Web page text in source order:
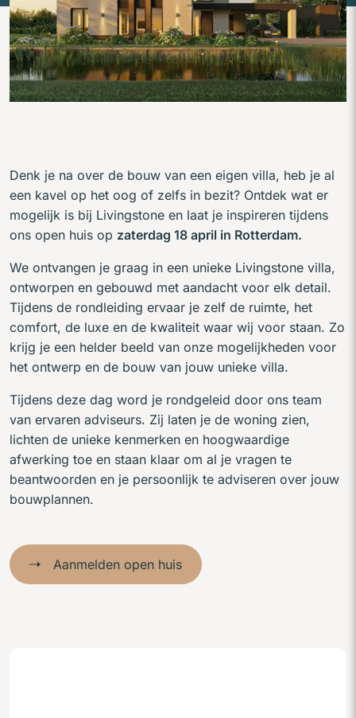
Denk je na over de bouw van een eigen villa, heb je al
een kavel op het oog of zelfs in bezit? Ontdek wat er
mogelijk is bij Livingstone en laat je inspireren tijdens
ons open huis op zaterdag 18 april in Rotterdam.
We ontvangen je graag in een unieke Livingstone villa,
ontworpen en gebouwd met aandacht voor elk detail.
Tijdens de rondleiding ervaar je zelf de ruimte, het
comfort, de luxe en de kwaliteit waar wij voor staan. Zo
krijg je een helder beeld van onze mogelijkheden voor
het ontwerp en de bouw van jouw unieke villa.
Tijdens deze dag word je rondgeleid door ons team
van ervaren adviseurs. Zij laten je de woning zien,
lichten de unieke kenmerken en hoogwaardige
afwerking toe en staan klaar om al je vragen te
beantwoorden en je persoonlijk te adviseren over jouw
bouwplannen.
Aanmelden open huis